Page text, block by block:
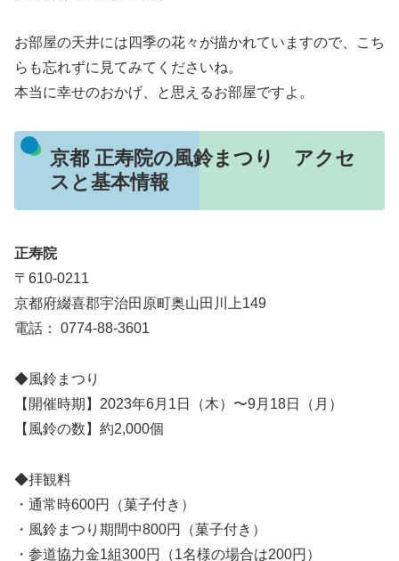
お部屋の天井には四季の花々が描かれていますので、こち
らも忘れずに見てみてくださいね。
本当に幸せのおかげ、と思えるお部屋ですよ。
京都 正寿院の風鈴まつり アクセ
スと基本情報
正寿院
〒610-0211
京都府綴喜郡宇治田原町奥山田川上149
電話： 0774-88-3601
◆風鈴まつり
【開催時期】2023年6月1日（木）〜9月18日（月）
【風鈴の数】約2,000個
◆拝観料
・通常時600円（菓子付き）
・風鈴まつり期間中800円（菓子付き）
・参道協力金1組300円（1名様の場合は200円）